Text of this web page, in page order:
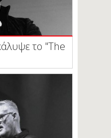
το "The